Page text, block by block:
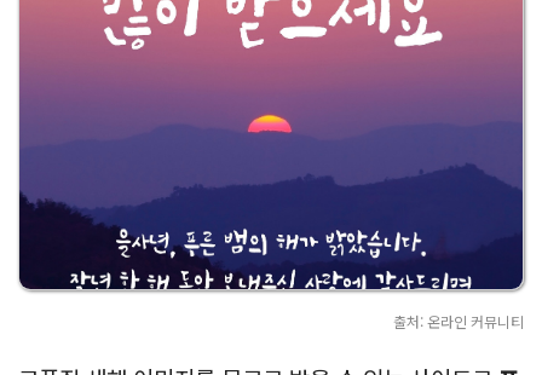
출처: 온라인 커뮤니티